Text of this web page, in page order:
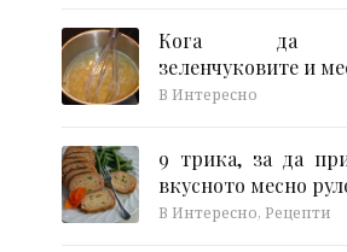
Кога да
зеленчуковите и
В Интересно
9 трика, за да
вкусното месно
В Интересно, Рецепти